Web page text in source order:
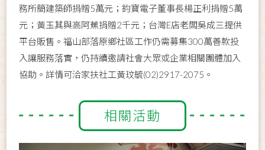
務所簡建築師捐贈5萬元；鈞寶電子董事長楊正利捐贈5萬
元；黃玉其與高阿蕉捐贈2千元；台灣E店老闆吳成三提供
平台販售。福山部落原鄉社區工作仍需募集300萬善款投
入讓服務落實，仍持續邀請社會大眾或企業相關團體加入
協助。詳情可洽家扶社工黃玟毓(02)2917-2075。
相關活動